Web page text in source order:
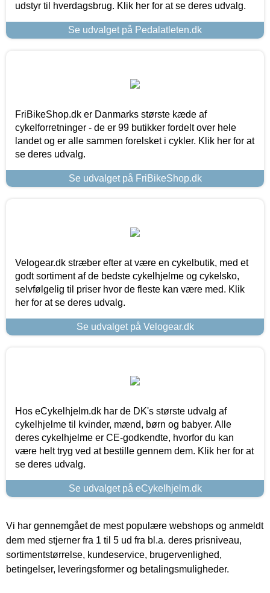
udstyr til hverdagsbrug. Klik her for at se deres udvalg.
Se udvalget på Pedalatleten.dk
FriBikeShop.dk er Danmarks største kæde af
cykelforretninger - de er 99 butikker fordelt over hele
landet og er alle sammen forelsket i cykler. Klik her for at
se deres udvalg.
Se udvalget på FriBikeShop.dk
Velogear.dk stræber efter at være en cykelbutik, med et
godt sortiment af de bedste cykelhjelme og cykelsko,
selvfølgelig til priser hvor de fleste kan være med. Klik
her for at se deres udvalg.
Se udvalget på Velogear.dk
Hos eCykelhjelm.dk har de DK's største udvalg af
cykelhjelme til kvinder, mænd, børn og babyer. Alle
deres cykelhjelme er CE-godkendte, hvorfor du kan
være helt tryg ved at bestille gennem dem. Klik her for at
se deres udvalg.
Se udvalget på eCykelhjelm.dk
Vi har gennemgået de mest populære webshops og anmeldt
dem med stjerner fra 1 til 5 ud fra bl.a. deres prisniveau,
sortimentstørrelse, kundeservice, brugervenlighed,
betingelser, leveringsformer og betalingsmuligheder.